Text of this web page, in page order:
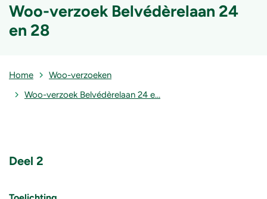
Woo-verzoek Belvédèrelaan 24
en 28
Home
Woo-verzoeken
Woo-verzoek Belvédèrelaan 24 e…
Deel 2